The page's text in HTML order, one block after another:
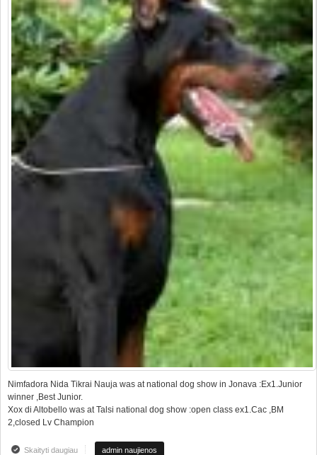
Nimfadora Nida Tikrai Nauja was at national dog show in Jonava :Ex1.Junior
winner ,Best Junior.
Xox di Altobello was at Talsi national dog show :open class ex1.Cac ,BM
2,closed Lv Champion
Skaityti daugiauapie Rezultatai iš nacionalinės parodos Jonavoje(LT) ir Talsi (LV)
admin naujienos